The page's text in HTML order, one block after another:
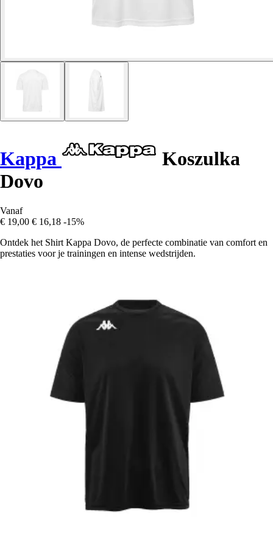
Kappa
Koszulka
Dovo
Vanaf
€ 19,00 € 16,18 -15%
Ontdek het Shirt Kappa Dovo, de perfecte combinatie van comfort en
prestaties voor je trainingen en intense wedstrijden.